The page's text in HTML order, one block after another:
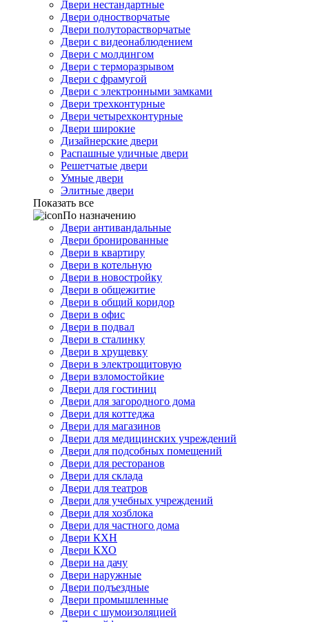
Двери нестандартные
Двери одностворчатые
Двери полуторастворчатые
Двери с видеонаблюдением
Двери с молдингом
Двери с терморазрывом
Двери с фрамугой
Двери с электронными замками
Двери трехконтурные
Двери четырехконтурные
Двери широкие
Дизайнерские двери
Распашные уличные двери
Решетчатые двери
Умные двери
Элитные двери
Показать все
По назначению
Двери антивандальные
Двери бронированные
Двери в квартиру
Двери в котельную
Двери в новостройку
Двери в общежитие
Двери в общий коридор
Двери в офис
Двери в подвал
Двери в сталинку
Двери в хрущевку
Двери в электрощитовую
Двери взломостойкие
Двери для гостиниц
Двери для загородного дома
Двери для коттеджа
Двери для магазинов
Двери для медицинских учреждений
Двери для подсобных помещений
Двери для ресторанов
Двери для склада
Двери для театров
Двери для учебных учреждений
Двери для хозблока
Двери для частного дома
Двери КХН
Двери КХО
Двери на дачу
Двери наружные
Двери подъездные
Двери промышленные
Двери с шумоизоляцией